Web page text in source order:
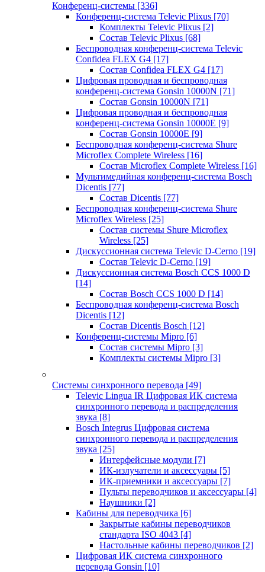
Конференц-системы [336]
Конференц-система Televic Plixus [70]
Комплекты Televic Plixus [2]
Состав Televic Plixus [68]
Беспроводная конференц-система Televic
Confidea FLEX G4 [17]
Состав Confidea FLEX G4 [17]
Цифровая проводная и беспроводная
конференц-система Gonsin 10000N [71]
Состав Gonsin 10000N [71]
Цифровая проводная и беспроводная
конференц-система Gonsin 10000E [9]
Состав Gonsin 10000E [9]
Беспроводная конференц-система Shure
Microflex Complete Wireless [16]
Состав Microflex Complete Wireless [16]
Мультимедийная конференц-система Bosch
Dicentis [77]
Состав Dicentis [77]
Беспроводная конференц-система Shure
Microflex Wireless [25]
Состав системы Shure Microflex
Wireless [25]
Дискуссионная система Televic D-Cerno [19]
Состав Televic D-Cerno [19]
Дискуссионная система Bosch CCS 1000 D
[14]
Состав Bosch CCS 1000 D [14]
Беспроводная конференц-система Bosch
Dicentis [12]
Состав Dicentis Bosch [12]
Конференц-системы Mipro [6]
Состав системы Mipro [3]
Комплекты системы Mipro [3]
Системы синхронного перевода [49]
Televic Lingua IR Цифровая ИК система
синхронного перевода и распределения
звука [8]
Bosch Integrus Цифровая система
синхронного перевода и распределения
звука [25]
Интерфейсные модули [7]
ИК-излучатели и аксессуары [5]
ИК-приемники и аксессуары [7]
Пульты переводчиков и аксессуары [4]
Наушники [2]
Кабины для переводчика [6]
Закрытые кабины переводчиков
стандарта ISO 4043 [4]
Настольные кабины переводчиков [2]
Цифровая ИК система синхронного
перевода Gonsin [10]